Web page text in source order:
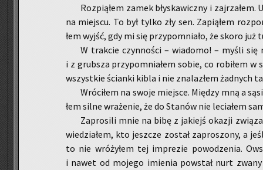
Roz­pią­łem zamek bły­ska­wicz­ny i zaj­rza­łem.
na miej­scu. To był tylko zły sen. Za­pią­łem
łem wyjść, gdy mi się przy­po­mnia­ło, że skoro już
W trak­cie czyn­no­ści – wia­do­mo! – myśli się
i z grub­sza przy­po­mnia­łem sobie, co ro­bi­łem w
wszyst­kie ścian­ki kibla i nie zna­la­złem żad­nych
Wró­ci­łem na swoje miej­sce. Mię­dzy mną a
łem silne wra­że­nie, że do Sta­nów nie le­cia­łem
Za­pro­si­li mnie na bibę z ja­kiejś oka­zji
wie­dzia­łem, kto jesz­cze zo­stał za­pro­szo­ny, a
to nie wró­ży­łem tej im­pre­zie po­wo­dze­nia.
i nawet od mo­je­go imie­nia po­wstał nurt